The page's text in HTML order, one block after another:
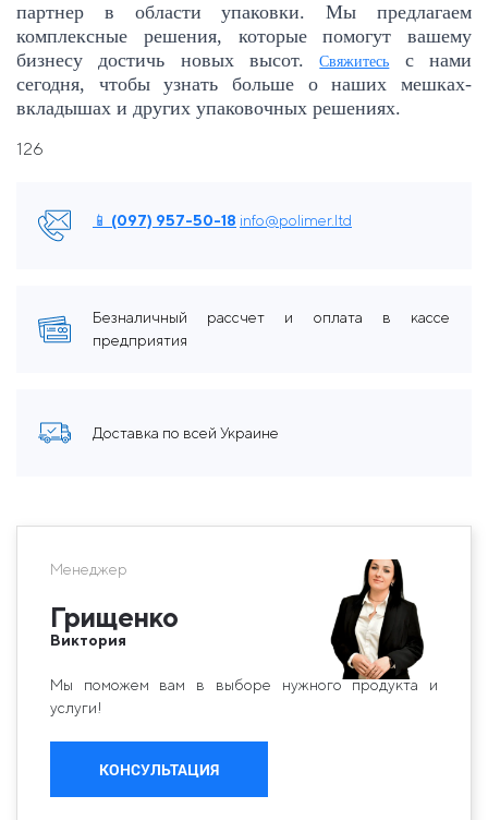
партнер в области упаковки. Мы предлагаем
комплексные решения, которые помогут вашему
бизнесу достичь новых высот.Свяжитесь
с нами
сегодня, чтобы узнать больше о наших мешках-
вкладышах и других упаковочных решениях.
126
📱 (097) 957-50-18 info@polimer.ltd
Безналичный рассчет и оплата в кассе
предприятия
Доставка по всей Украине
Менеджер
Грищенко
Виктория
Мы поможем вам в выборе нужного продукта и
услуги!
КОНСУЛЬТАЦИЯ